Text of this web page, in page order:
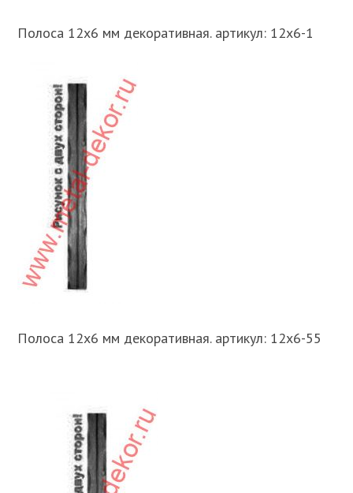
Полоса 12х6 мм декоративная. артикул: 12х6-1
Полоса 12х6 мм декоративная. артикул: 12х6-55